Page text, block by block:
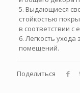
5. Выдающиеся
стойкостью
в соответствии с
6. Легкость
помещений.
Поделиться